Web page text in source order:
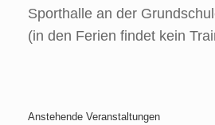
Sporthalle an der
(in den Ferien findet kein
Anstehende Veranstaltungen